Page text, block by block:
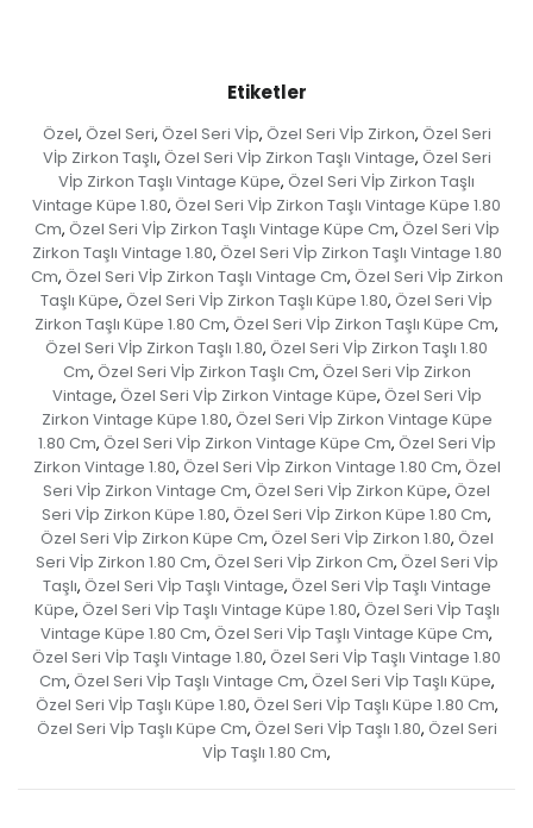
Etiketler
Özel, Özel Seri, Özel Seri Vİp, Özel Seri Vİp Zirkon, Özel Seri
Vİp Zirkon Taşlı, Özel Seri Vİp Zirkon Taşlı Vintage, Özel Seri
Vİp Zirkon Taşlı Vintage Küpe, Özel Seri Vİp Zirkon Taşlı
Vintage Küpe 1.80, Özel Seri Vİp Zirkon Taşlı Vintage Küpe 1.80
Cm, Özel Seri Vİp Zirkon Taşlı Vintage Küpe Cm, Özel Seri Vİp
Zirkon Taşlı Vintage 1.80, Özel Seri Vİp Zirkon Taşlı Vintage 1.80
Cm, Özel Seri Vİp Zirkon Taşlı Vintage Cm, Özel Seri Vİp Zirkon
Taşlı Küpe, Özel Seri Vİp Zirkon Taşlı Küpe 1.80, Özel Seri Vİp
Zirkon Taşlı Küpe 1.80 Cm, Özel Seri Vİp Zirkon Taşlı Küpe Cm,
Özel Seri Vİp Zirkon Taşlı 1.80, Özel Seri Vİp Zirkon Taşlı 1.80
Cm, Özel Seri Vİp Zirkon Taşlı Cm, Özel Seri Vİp Zirkon
Vintage, Özel Seri Vİp Zirkon Vintage Küpe, Özel Seri Vİp
Zirkon Vintage Küpe 1.80, Özel Seri Vİp Zirkon Vintage Küpe
1.80 Cm, Özel Seri Vİp Zirkon Vintage Küpe Cm, Özel Seri Vİp
Zirkon Vintage 1.80, Özel Seri Vİp Zirkon Vintage 1.80 Cm, Özel
Seri Vİp Zirkon Vintage Cm, Özel Seri Vİp Zirkon Küpe, Özel
Seri Vİp Zirkon Küpe 1.80, Özel Seri Vİp Zirkon Küpe 1.80 Cm,
Özel Seri Vİp Zirkon Küpe Cm, Özel Seri Vİp Zirkon 1.80, Özel
Seri Vİp Zirkon 1.80 Cm, Özel Seri Vİp Zirkon Cm, Özel Seri Vİp
Taşlı, Özel Seri Vİp Taşlı Vintage, Özel Seri Vİp Taşlı Vintage
Küpe, Özel Seri Vİp Taşlı Vintage Küpe 1.80, Özel Seri Vİp Taşlı
Vintage Küpe 1.80 Cm, Özel Seri Vİp Taşlı Vintage Küpe Cm,
Özel Seri Vİp Taşlı Vintage 1.80, Özel Seri Vİp Taşlı Vintage 1.80
Cm, Özel Seri Vİp Taşlı Vintage Cm, Özel Seri Vİp Taşlı Küpe,
Özel Seri Vİp Taşlı Küpe 1.80, Özel Seri Vİp Taşlı Küpe 1.80 Cm,
Özel Seri Vİp Taşlı Küpe Cm, Özel Seri Vİp Taşlı 1.80, Özel Seri
Vİp Taşlı 1.80 Cm,